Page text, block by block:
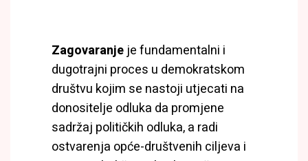
Zagovaranje je fundamentalni i
dugotrajni proces u demokratskom
društvu kojim se nastoji utjecati na
donositelje odluka da promjene
sadržaj političkih odluka, a radi
ostvarenja opće-društvenih ciljeva i